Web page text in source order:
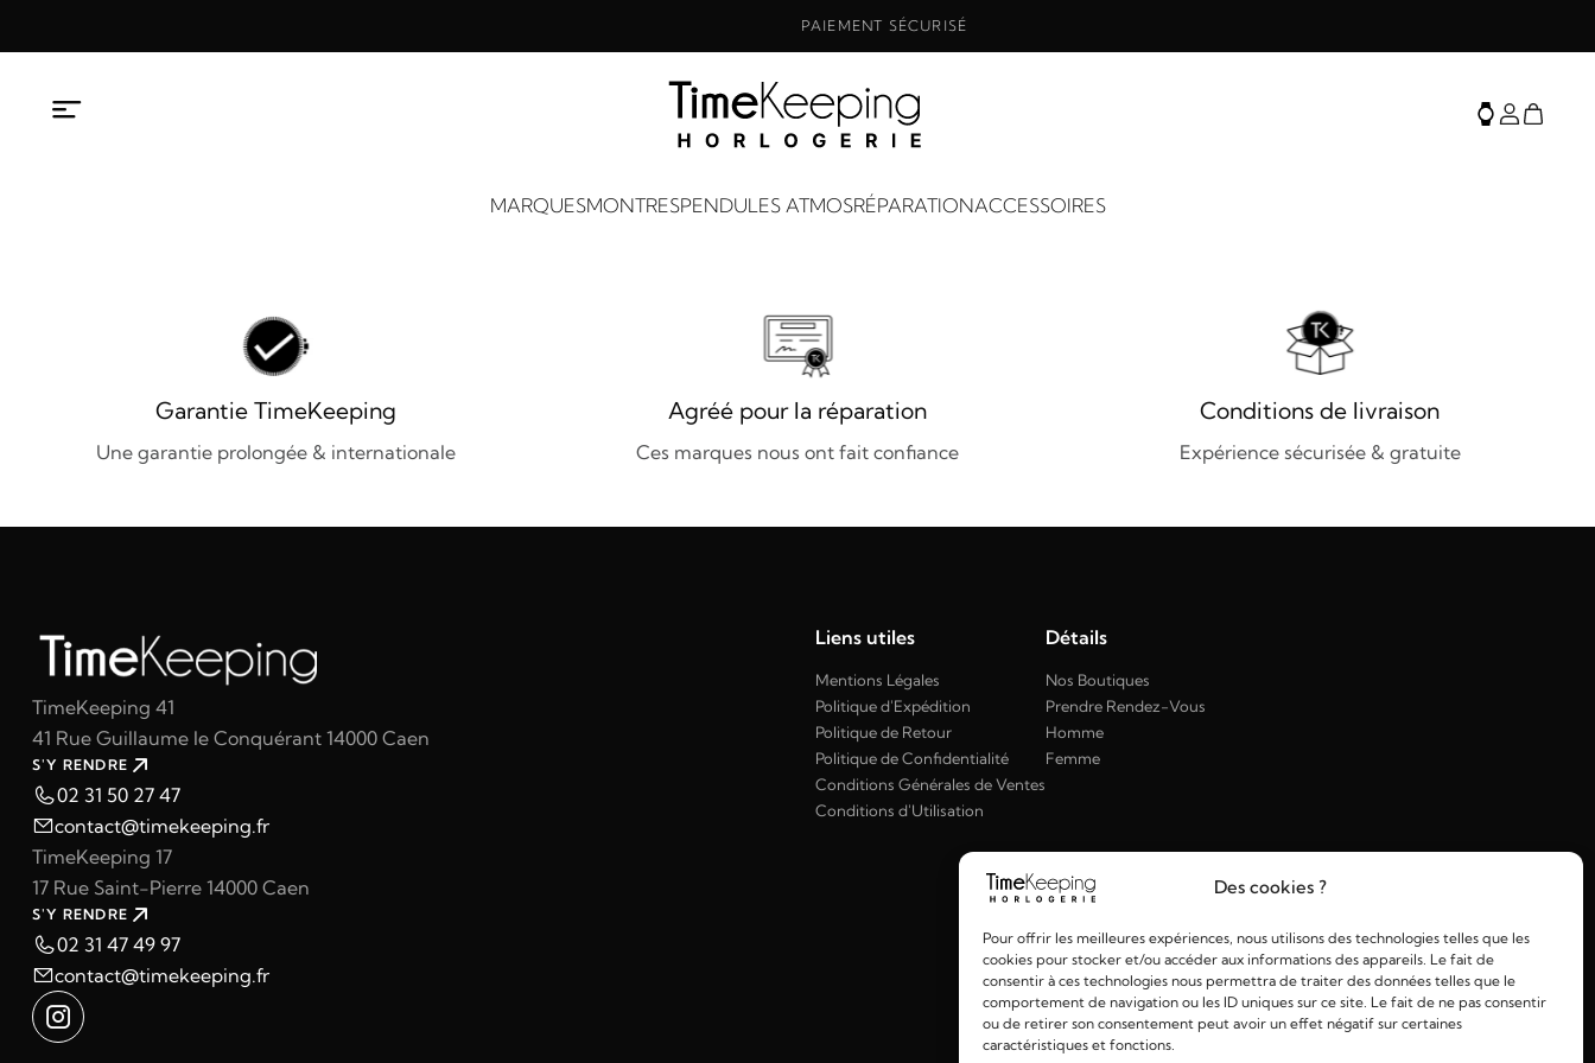
Des cookies ?
Pour offrir les meilleures expériences, nous utilisons des technologies telles que les
cookies pour stocker et/ou accéder aux informations des appareils. Le fait de
consentir à ces technologies nous permettra de traiter des données telles que le
comportement de navigation ou les ID uniques sur ce site. Le fait de ne pas consentir
ou de retirer son consentement peut avoir un effet négatif sur certaines
caractéristiques et fonctions.
PAIEMENT SÉCURISÉ
MARQUESMONTRESPENDULES ATMOSRÉPARATIONACCESSOIRES
Garantie TimeKeeping
Une garantie prolongée & internationale
Agréé pour la réparation
Ces marques nous ont fait confiance
Conditions de livraison
Expérience sécurisée & gratuite
TimeKeeping 41
41 Rue Guillaume le Conquérant 14000 Caen
S'Y RENDRE
02 31 50 27 47
contact@timekeeping.fr
TimeKeeping 17
17 Rue Saint-Pierre 14000 Caen
S'Y RENDRE
02 31 47 49 97
contact@timekeeping.fr
Liens utiles
Mentions Légales
Politique d'Expédition
Politique de Retour
Politique de Confidentialité
Conditions Générales de Ventes
Conditions d'Utilisation
Détails
Nos Boutiques
Prendre Rendez-Vous
Homme
Femme